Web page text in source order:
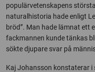
populärvetenskapens
naturalhistoria hade enligt
bröd”. Man hade lämnat ett
fackmannen kunde tänkas
sökte djupare svar på
Kaj Johansson konstaterar